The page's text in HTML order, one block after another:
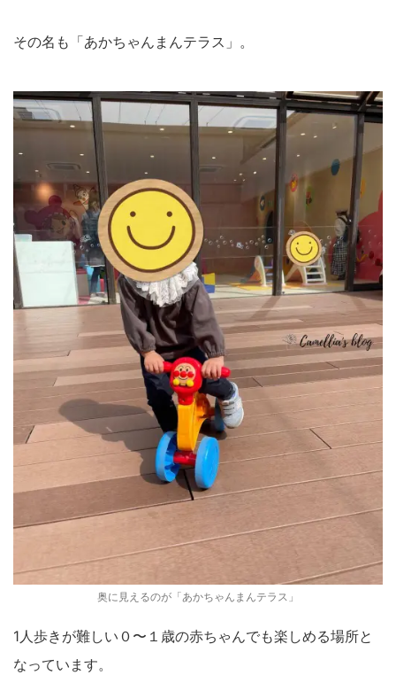
その名も「あかちゃんまんテラス」。
奥に見えるのが「あかちゃんまんテラス」
1人歩きが難しい０〜１歳の赤ちゃんでも楽しめる場所と
なっています。